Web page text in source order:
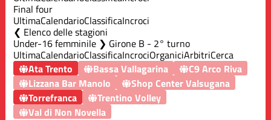
Final four
UltimaCalendarioClassificaIncroci
Elenco delle stagioni
Under-16 femminile ❯ Girone B - 2° turno
UltimaCalendarioClassificaIncrociOrganiciArbitriCerca
Ata Trento
Bassa Vallagarina
C9 Arco Riva
Lizzana Bar Manolo
Shop Center Valsugana
Torrefranca
Trentino Volley
Val di Non Novella